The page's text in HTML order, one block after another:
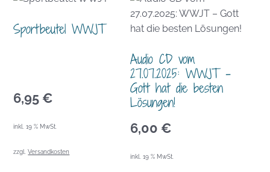
Sportbeutel WWJT
6,95 €
inkl. 19 % MwSt.
zzgl.Versandkosten
Audio CD vom
27.07.2025: WWJT –
Gott hat die besten
Lösungen!
6,00 €
inkl. 19 % MwSt.